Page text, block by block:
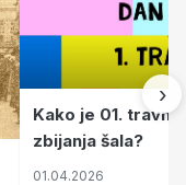
Kako je 01.
zbijanja šala?
01.04.2026
›